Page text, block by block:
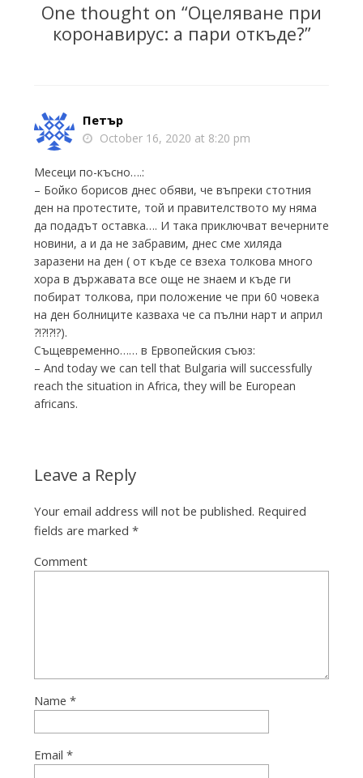
One thought on “Оцеляване при
коронавирус: а пари откъде?”
Петър
October 16, 2020 at 8:20 pm
Месеци по-късно….:
– Бойко борисов днес обяви, че въпреки стотния
ден на протестите, той и правителството му няма
да подадът оставка…. И така приключват вечерните
новини, а и да не забравим, днес сме хиляда
заразени на ден ( от къде се взеха толкова много
хора в държавата все още не знаем и къде ги
побират толкова, при положение че при 60 човека
на ден болниците казваха че са пълни нарт и април
?!?!?!?).
Същевременно…… в Ервопейския съюз:
– And today we can tell that Bulgaria will successfully
reach the situation in Africa, they will be European
africans.
Leave a Reply
Your email address will not be published. Required
fields are marked *
Comment
Name *
Email *